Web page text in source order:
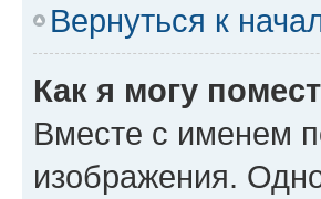
Вернуться к
Как я могу
Вместе с именем
изображения.